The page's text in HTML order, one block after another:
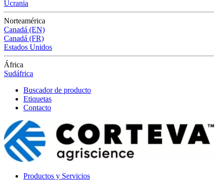
Ucrania
Norteamérica
Canadá (EN)
Canadá (FR)
Estados Unidos
África
Sudáfrica
Buscador de producto
Etiquetas
Contacto
Productos y Servicios